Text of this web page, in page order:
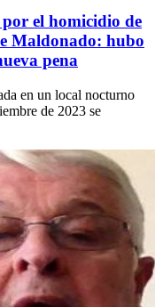
el homicidio de
Maldonado: hubo
pena
en un local nocturno
de 2023 se